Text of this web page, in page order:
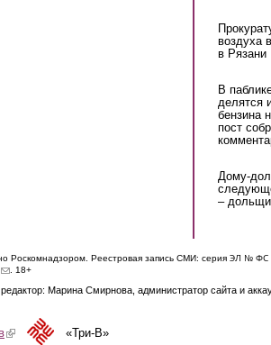
воздуха
в Рязани
В
делятся
бензина
пост
Дому-
–
Роскомнадзором. Реестровая запись СМИ: серия ЭЛ № ФС
(link sends e-mail)
. 18+
Марина Смирнова, администратор сайта и
(link is external)«Три-В»